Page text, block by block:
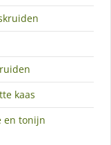
kaas
en tonijn